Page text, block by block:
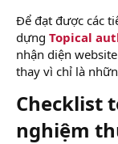
Để đạt được các
dựng Topical
nhận diện
thay vì chỉ là
Checklist
nghiệm